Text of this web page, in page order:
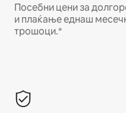
Посебни цени за
и плаќање еднаш
трошоци.*